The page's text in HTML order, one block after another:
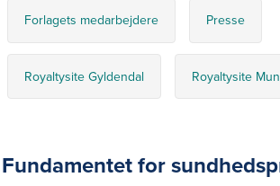
Forlagets medarbejdere Presse
Royaltysite Gyldendal Royaltysite
Fundamentet for